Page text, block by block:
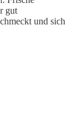
gut
und sich